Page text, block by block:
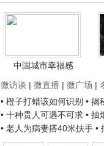
中国城市幸福感
微访谈 | 微直播 | 微广场 |
• 橙子打蜡该如何识别 • 揭
• 十种贵人可遇不可求 • 抽
• 老人为病妻搭40米扶手 •